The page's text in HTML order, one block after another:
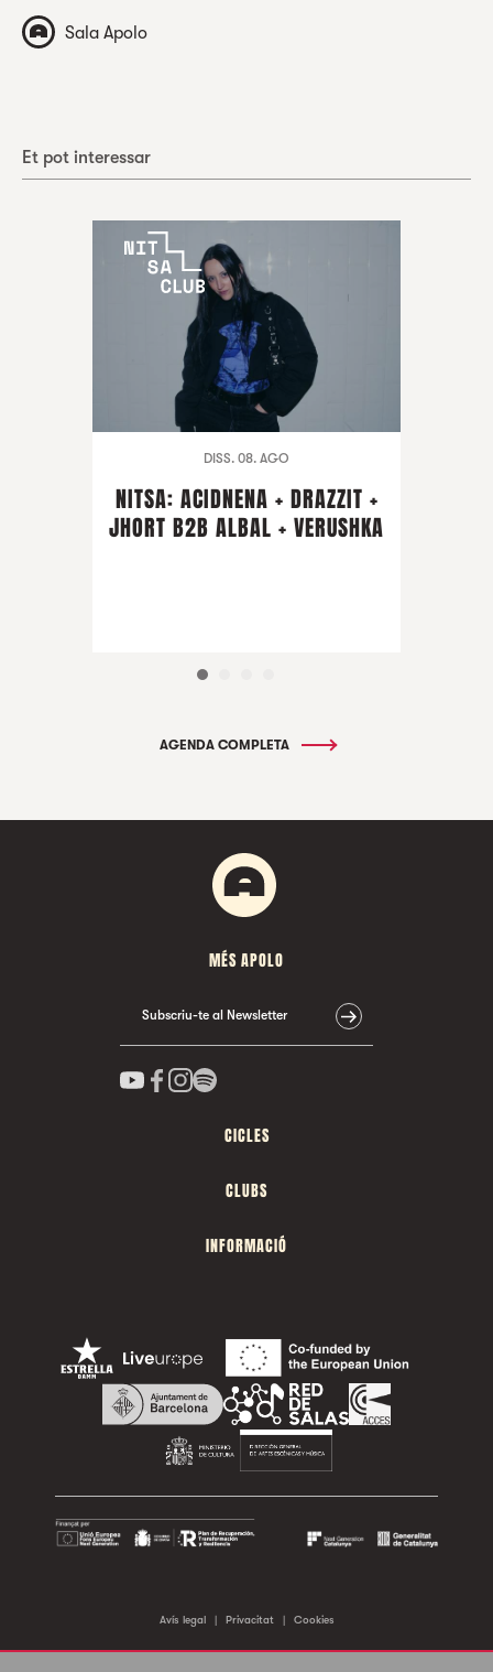
Sala Apolo
Et pot interessar
DISS. 08. AGO
NITSA: ACIDNENA + DRAZZIT +
JHORT B2B ALBAL + VERUSHKA
AGENDA COMPLETA
MÉS APOLO
Subscriu-te al Newsletter
CICLES
CLUBS
INFORMACIÓ
Avís legal | Privacitat | Cookies
©2026 Sala Apolo. Tots els drets reservats.